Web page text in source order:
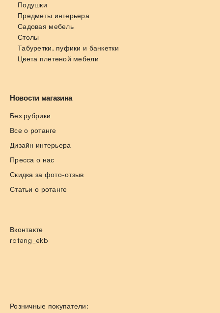
Подушки
Предметы интерьера
Садовая мебель
Столы
Табуретки, пуфики и банкетки
Цвета плетеной мебели
Новости магазина
Без рубрики
Все о ротанге
Дизайн интерьера
Пресса о нас
Скидка за фото-отзыв
Статьи о ротанге
Вконтакте
rotang_ekb
Розничные покупатели: